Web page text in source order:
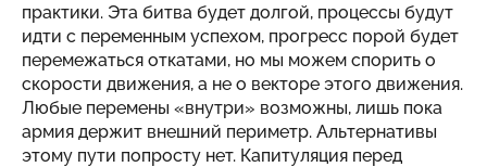
практики. Эта битва будет долгой, процессы будут
идти с переменным успехом, прогресс порой будет
перемежаться откатами, но мы можем спорить о
скорости движения, а не о векторе этого движения.
Любые перемены «внутри» возможны, лишь пока
армия держит внешний периметр. Альтернативы
этому пути попросту нет. Капитуляция перед